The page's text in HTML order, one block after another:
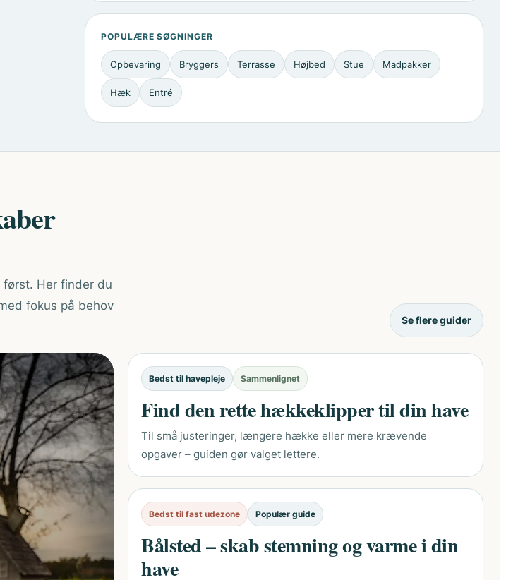
POPULÆRE SØGNINGER
Opbevaring Bryggers Terrasse Højbed Stue Madpakker
Hæk Entré
Her finder du
fokus på behov
Se flere guider
Bedst til havepleje Sammenlignet
Find den rette hækkeklipper til din have
Til små justeringer, længere hække eller mere krævende
opgaver – guiden gør valget lettere.
Bedst til fast udezone Populær guide
Bålsted – skab stemning og varme i din
have